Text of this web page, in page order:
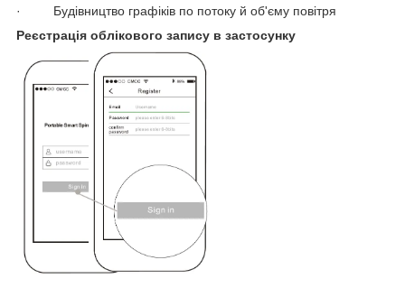
· Будівництво графіків по потоку й об'єму повітря
Реєстрація облікового запису в застосунку